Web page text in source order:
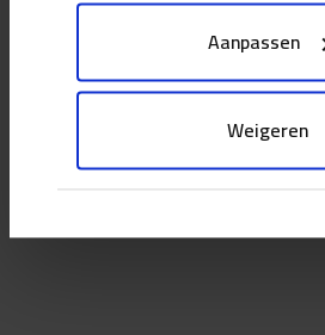
Aanpassen
Weigeren